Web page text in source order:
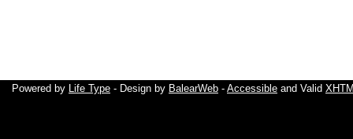
Powered by Life Type - Design by BalearWeb - Accessible and Valid